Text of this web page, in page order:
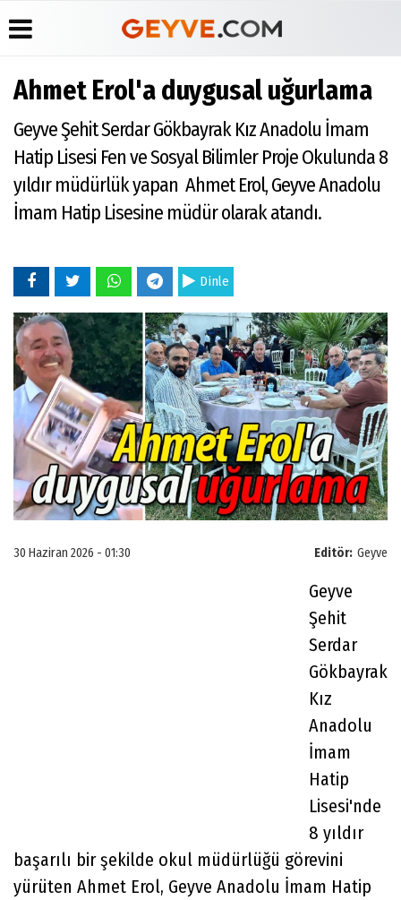
Haber
Arşivi
Günün
Haberleri
Biyografiler
Yazarları
Video
Galeri
Foto
Galeri
İlkeleri
Medyabar.com
Künye
Ahmet Erol'a duygusal uğurlama
Geyve Şehit Serdar Gökbayrak Kız Anadolu İmam
Hatip Lisesi Fen ve Sosyal Bilimler Proje Okulunda 8
yıldır müdürlük yapan Ahmet Erol, Geyve Anadolu
İmam Hatip Lisesine müdür olarak atandı.
Dinle
Editör: Geyve
30 Haziran 2026 - 01:30
Geyve
Şehit
Serdar
Gökbayrak
Kız
Anadolu
İmam
Hatip
Lisesi'nde
8 yıldır
başarılı bir şekilde okul müdürlüğü görevini
yürüten Ahmet Erol, Geyve Anadolu İmam Hatip